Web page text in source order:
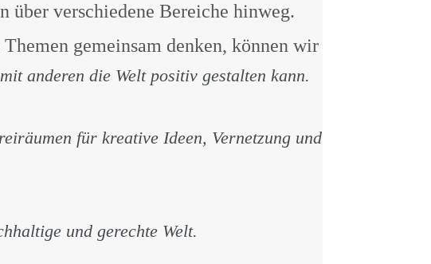
über verschiedene Bereiche hinweg.
gemeinsam denken, können wir
anderen die Welt positiv gestalten kann.
für kreative Ideen, Vernetzung und
und gerechte Welt.